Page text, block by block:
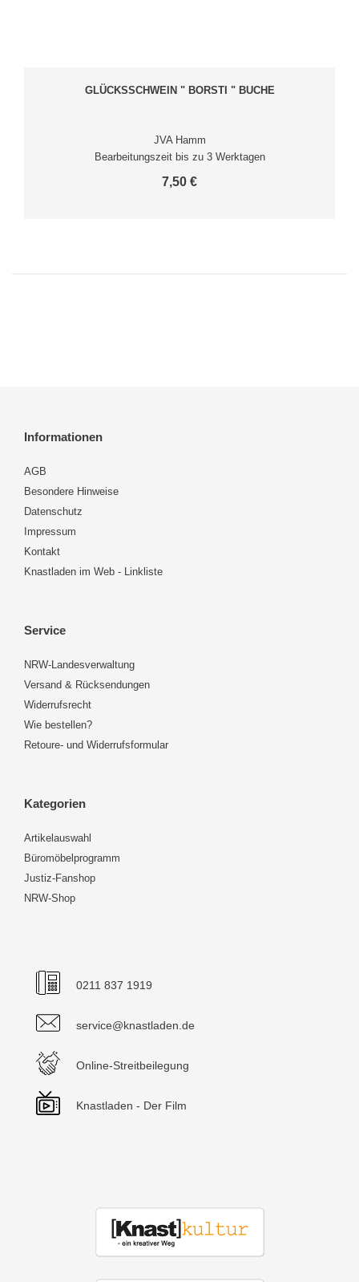
GLÜCKSSCHWEIN " BORSTI " BUCHE
JVA Hamm
Bearbeitungszeit bis zu 3 Werktagen
7,50 €
Informationen
AGB
Besondere Hinweise
Datenschutz
Impressum
Kontakt
Knastladen im Web - Linkliste
Service
NRW-Landesverwaltung
Versand & Rücksendungen
Widerrufsrecht
Wie bestellen?
Retoure- und Widerrufsformular
Kategorien
Artikelauswahl
Büromöbelprogramm
Justiz-Fanshop
NRW-Shop
0211 837 1919
service@knastladen.de
Online-Streitbeilegung
Knastladen - Der Film